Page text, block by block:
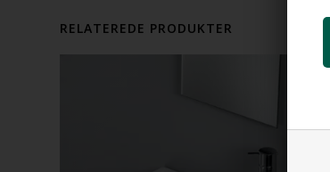
RELATEREDE PRODUKTER